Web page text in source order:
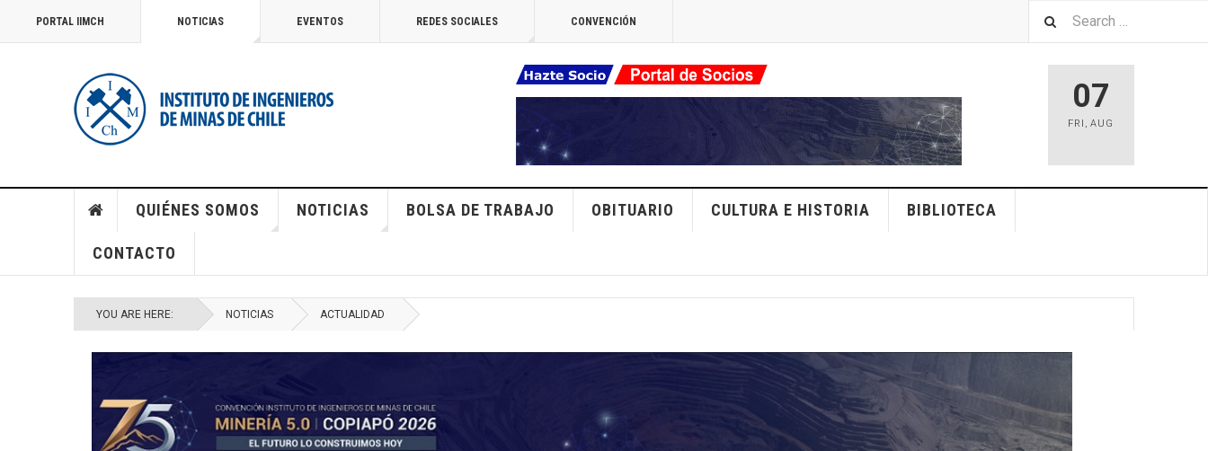
PORTAL IIMCH NOTICIAS EVENTOS REDES SOCIALES CONVENCIÓN
07
FRI ,AUG
QUIÉNES SOMOS NOTICIAS BOLSA DE TRABAJO OBITUARIO CULTURA E HISTORIA BIBLIOTECA
CONTACTO
YOU ARE HERE: NOTICIAS ACTUALIDAD